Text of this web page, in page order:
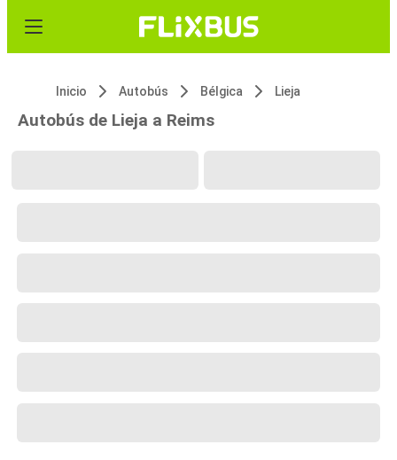
Inicio Autobús Bélgica Lieja
Autobús de Lieja a Reims